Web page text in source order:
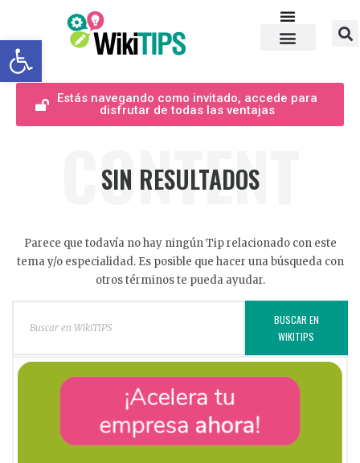
Abrir barra de herramientas
Estás navegando como invitado, accede para
disfrutar de todas las ventajas
CONTENT
SIN RESULTADOS
Parece que todavía no hay ningún Tip relacionado con este
tema y/o especialidad. Es posible que hacer una búsqueda con
otros términos te pueda ayudar.
BUSCAR EN
WIKITIPS